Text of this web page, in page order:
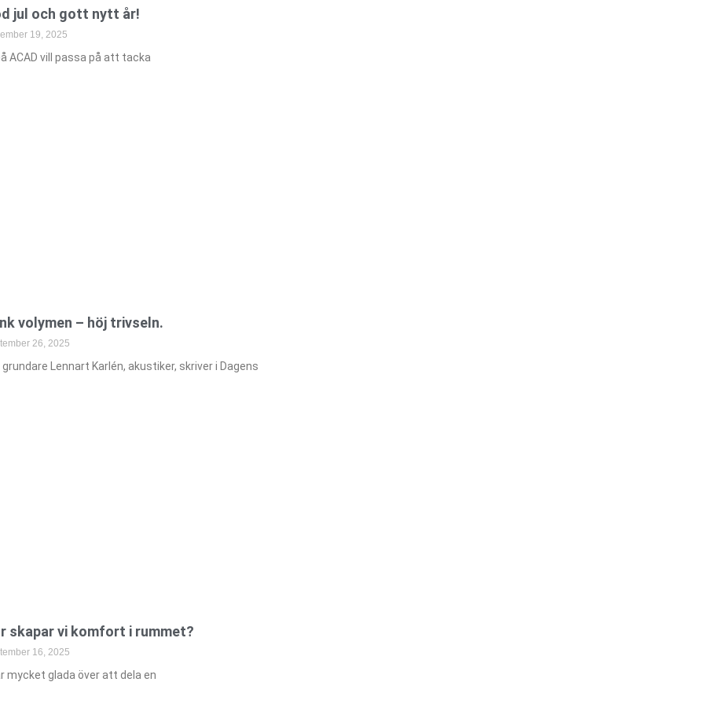
jul och gott nytt år!
19, 2025
ACAD vill passa på att tacka
volymen – höj trivseln.
26, 2025
grundare Lennart Karlén, akustiker, skriver i Dagens
skapar vi komfort i rummet?
16, 2025
mycket glada över att dela en